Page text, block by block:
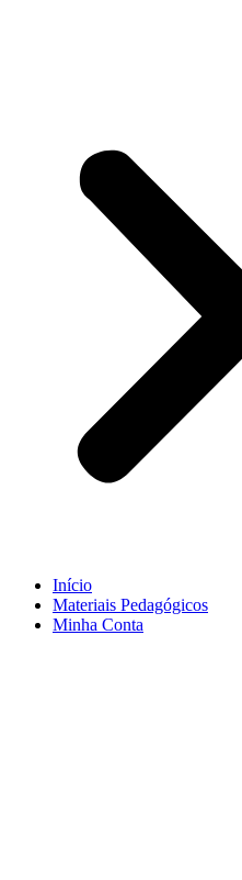
Início
Materiais Pedagógicos
Minha Conta